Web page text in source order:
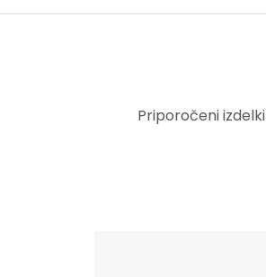
Priporočeni izdelki